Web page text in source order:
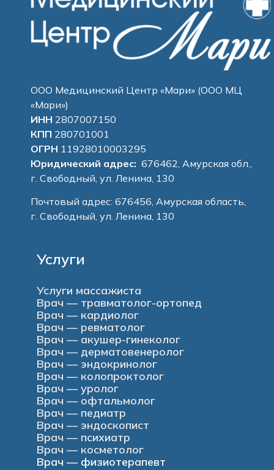
ООО Медицинский Центр «Мари» (ООО МЦ
«Мари»)
ИНН 2807007150
КПП 280701001
ОГРН 11928010003295
Юридический адрес: 676462, Амурская обл.,
г. Свободный, ул. Ленина, 130
Почтовый адрес: 676456, Амурская область,
г. Свободный, ул. Ленина, 130
Услуги
Услуги массажиста
Врач — травматолог-ортопед
Врач — кардиолог
Врач — ревматолог
Врач — акушер-гинеколог
Врач — дерматовенеролог
Врач — эндокринолог
Врач — колопроктолог
Врач — уролог
Врач — офтальмолог
Врач — педиатр
Врач — эндоскопист
Врач — психиатр
Врач — косметолог
Врач — физиотерапевт